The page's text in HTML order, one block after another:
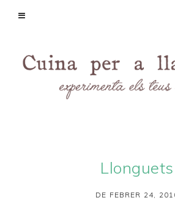
Llonguets
DE FEBRER 24,